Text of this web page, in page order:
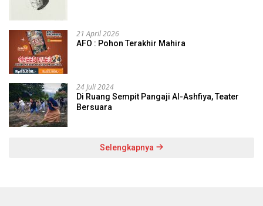
21 April 2026
AFO : Pohon Terakhir Mahira
24 Juli 2024
Di Ruang Sempit Pangaji Al-Ashfiya, Teater
Bersuara
Selengkapnya